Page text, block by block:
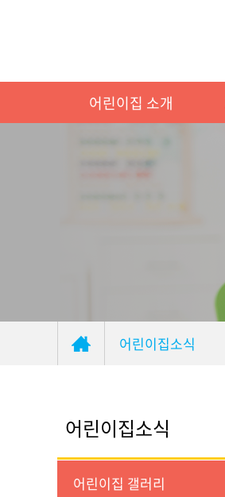
어린이집 소개
어린이집소식
어린이집소식
어린이집 갤러리